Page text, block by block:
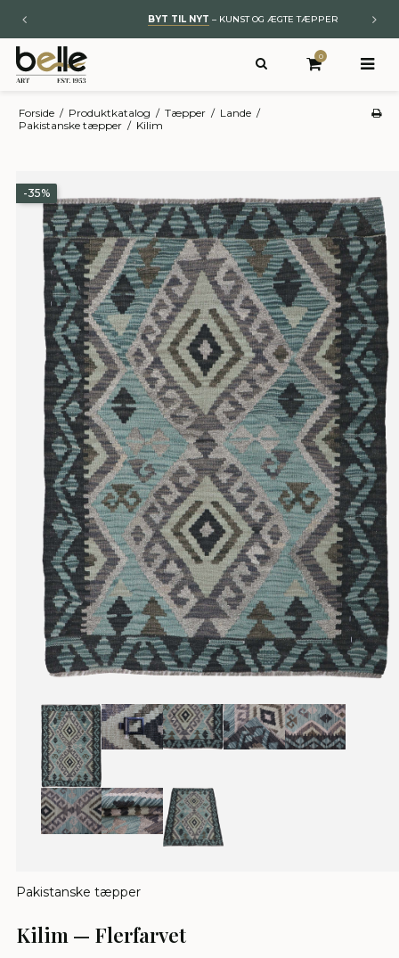
BYT TIL NYT– KUNST OG ÆGTE TÆPPER
0
Forside / Produktkatalog / Tæpper / Lande /
Pakistanske tæpper / Kilim
-35%
Pakistanske tæpper
Kilim — Flerfarvet